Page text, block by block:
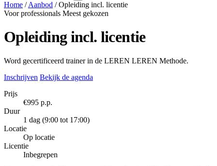
Home / Aanbod / Opleiding incl. licentie
Voor professionals Meest gekozen
Opleiding incl. licentie
Word gecertificeerd trainer in de LEREN LEREN Methode.
Inschrijven Bekijk de agenda
Prijs
€995 p.p.
Duur
1 dag (9:00 tot 17:00)
Locatie
Op locatie
Licentie
Inbegrepen